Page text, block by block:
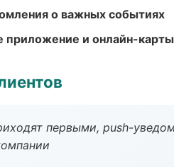
о важных событиях
приложение и онлайн-карты
первыми, push-